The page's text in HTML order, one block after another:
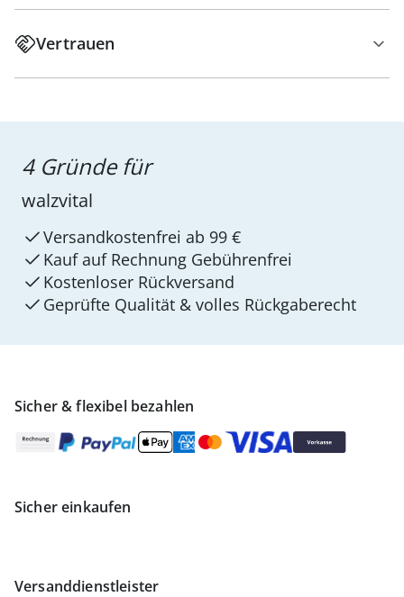
Vertrauen
Sicher & flexibel bezahlen
Sicher einkaufen
Versanddienstleister
4 Gründe für
walzvital
Versandkostenfrei ab 99 €
Kauf auf Rechnung Gebührenfrei
Kostenloser Rückversand
Geprüfte Qualität & volles Rückgaberecht